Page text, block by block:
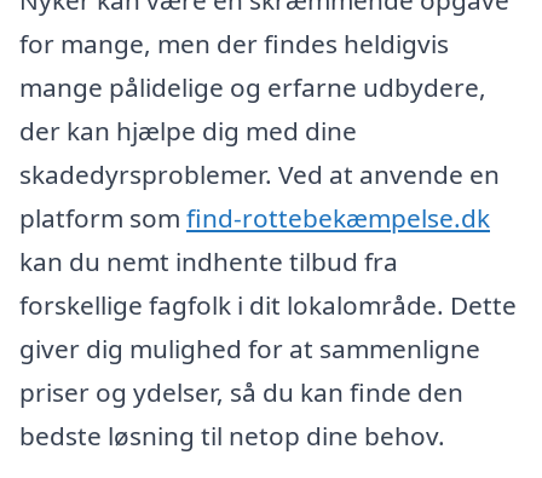
for mange, men der findes heldigvis
mange pålidelige og erfarne udbydere,
der kan hjælpe dig med dine
skadedyrsproblemer. Ved at anvende en
platform som find-rottebekæmpelse.dk
kan du nemt indhente tilbud fra
forskellige fagfolk i dit lokalområde. Dette
giver dig mulighed for at sammenligne
priser og ydelser, så du kan finde den
bedste løsning til netop dine behov.